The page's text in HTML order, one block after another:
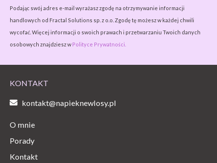
Podając swój adres e-mail wyrażasz zgodę na otrzymywanie informacji
handlowych od Fractal Solutions sp. z o.o. Zgodę tę możesz w każdej chwili
wycofać. Więcej informacji o swoich prawach i przetwarzaniu Twoich danych
osobowych znajdziesz w Polityce Prywatności.
KONTAKT
kontakt@napieknewlosy.pl
O mnie
Porady
Kontakt